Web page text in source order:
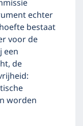
echter
bestaat
voor de
een
de
worden